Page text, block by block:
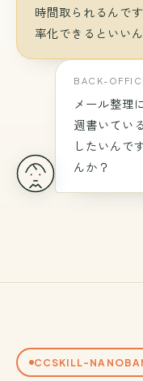
時間取られるんで
率化できるといいん
BACK-
メール整理
週書いてい
したいんで
んか？
CCSKILL-